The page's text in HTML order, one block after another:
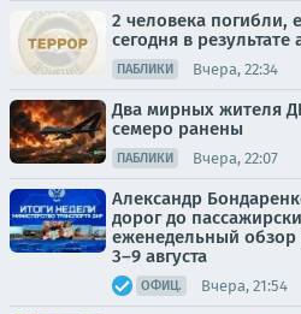
2 человека погибли,
сегодня в
ПАБЛИКИ Вчера, 22:34
Два мирных жителя
семеро ранены
ПАБЛИКИ Вчера, 22:07
Александр
дорог до
еженедельный
3–9 августа
ОФИЦ. Вчера, 21:54